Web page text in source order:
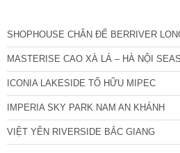
SHOPHOUSE CHÂN ĐẾ BERRIVER
MASTERISE CAO XÀ LÁ – HÀ NỘI
ICONIA LAKESIDE TỐ HỮU MIPEC
IMPERIA SKY PARK NAM AN KHÁNH
VIỆT YÊN RIVERSIDE BẮC GIANG